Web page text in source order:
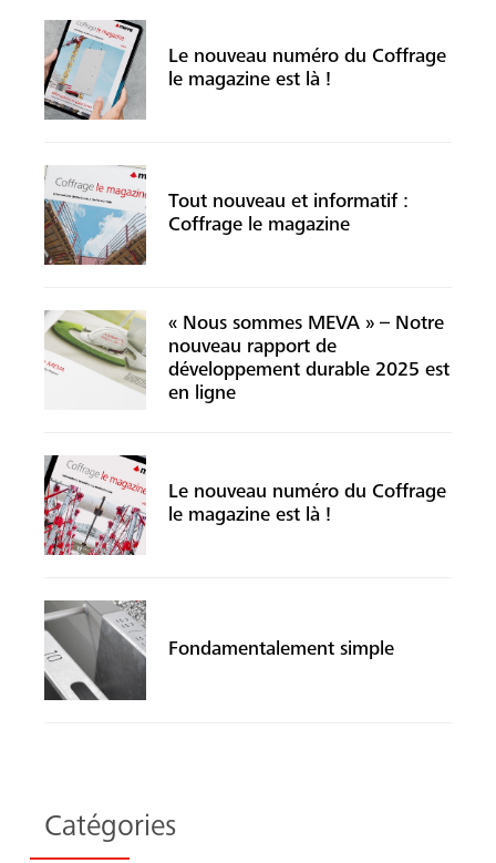
Le nouveau numéro du Coffrage
le magazine est là !
Tout nouveau et informatif :
Coffrage le magazine
« Nous sommes MEVA » – Notre
nouveau rapport de
développement durable 2025 est
en ligne
Le nouveau numéro du Coffrage
le magazine est là !
Fondamentalement simple
Catégories